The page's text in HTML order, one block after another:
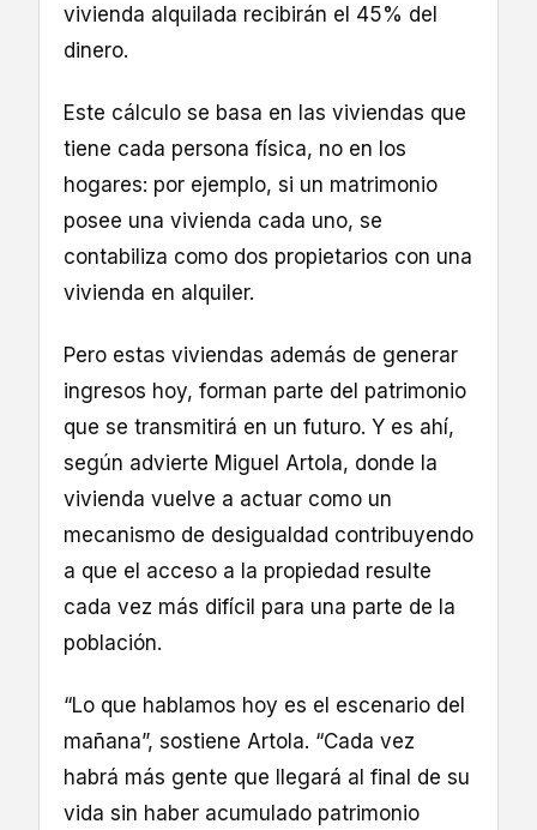
vivienda alquilada recibirán el 45% del
dinero.
Este cálculo se basa en las viviendas que
tiene cada persona física, no en los
hogares: por ejemplo, si un matrimonio
posee una vivienda cada uno, se
contabiliza como dos propietarios con una
vivienda en alquiler.
Pero estas viviendas además de generar
ingresos hoy, forman parte del patrimonio
que se transmitirá en un futuro. Y es ahí,
según advierte Miguel Artola, donde la
vivienda vuelve a actuar como un
mecanismo de desigualdad contribuyendo
a que el acceso a la propiedad resulte
cada vez más difícil para una parte de la
población.
“Lo que hablamos hoy es el escenario del
mañana”, sostiene Artola. “Cada vez
habrá más gente que llegará al final de su
vida sin haber acumulado patrimonio